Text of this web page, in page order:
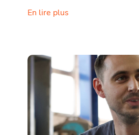
En lire plus